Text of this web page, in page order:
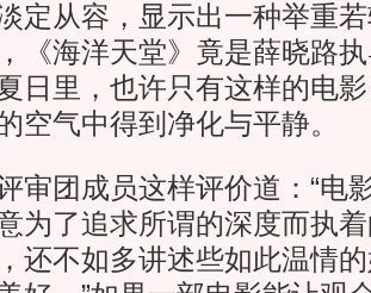
定从容，显示出一种举重
《海洋天堂》竟是薛晓路
日里，也许只有这样的电
空气中得到净化与平静。
团成员这样评价道：“电
为了追求所谓的深度而执
还不如多讲述些如此温情